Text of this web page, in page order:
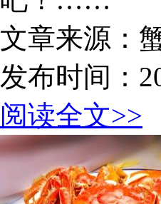
文章来源：
发布时间：
阅读全文>>